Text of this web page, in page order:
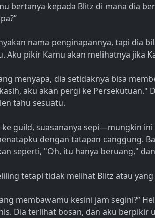
bertanya kepada Blitz di mana dia
nama penginapannya, tapi dia
Aku pikir Kamu akan melihatnya jika
menyapa, dia setidaknya bisa
aku akan pergi ke Persekutuan."
tahu sesuatu.
guild, suasananya sepi—mungkin
dengan tatapan canggung.
seperti, "Oh, itu hanya beruang,"
tetapi tidak melihat Blitz atau yang
membawamu kesini jam segini?”
Dia terlihat bosan, dan aku berpikir